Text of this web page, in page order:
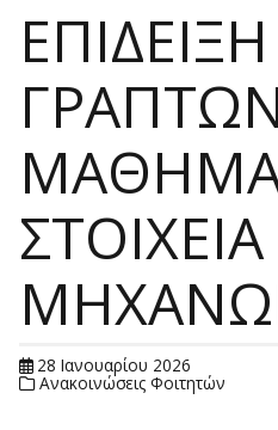
ΕΠΙΔΕΙΞΗ
ΣΤΟΙΧΕΙΑ
28 Ιανουαρίου 2026
Ανακοινώσεις Φοιτητών